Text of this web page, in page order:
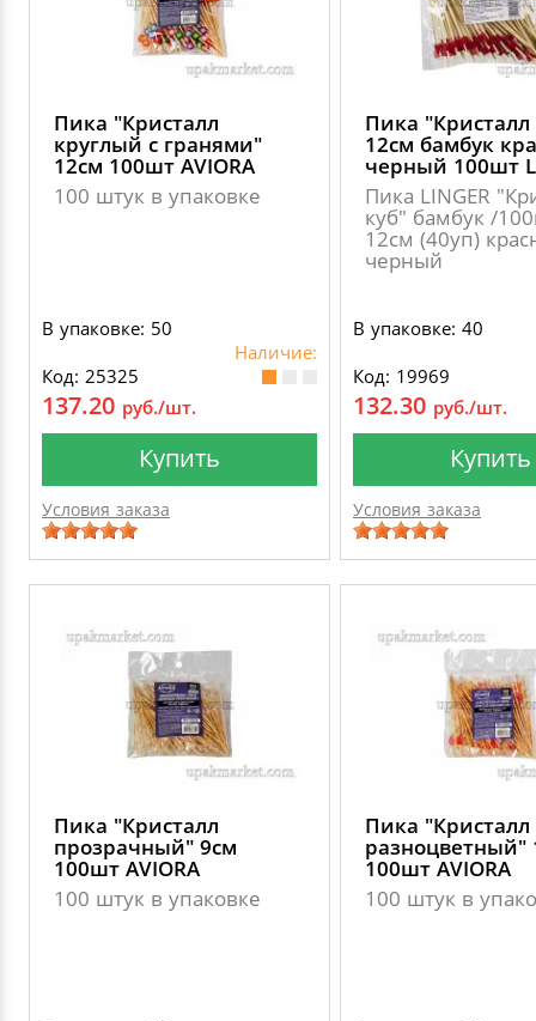
Пика "Кристалл
круглый с гранями"
12см 100шт AVIORA
100 штук в упаковке
В упаковке: 50
Наличие:
Код: 25325
137.20 руб./шт.
Купить
Условия заказа
Пика "Кристалл
12см бамбук
черный 100шт
Пика LINGER
куб" бамбук /
12см (40уп)
черный
В упаковке: 40
Код: 19969
132.30 руб./шт.
Купить
Условия заказа
Пика "Кристалл
прозрачный" 9см
100шт AVIORA
100 штук в упаковке
Пика "Кристалл
разноцветный"
100шт AVIORA
100 штук в